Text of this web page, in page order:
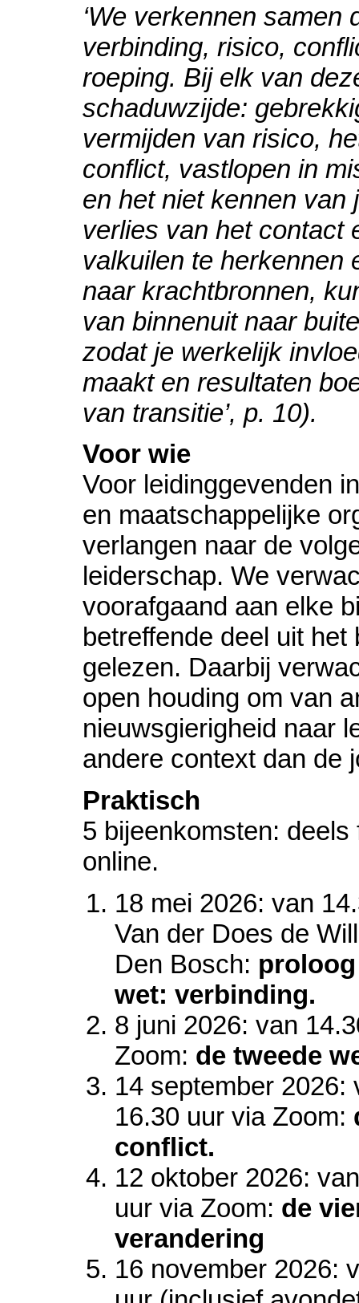
‘We verkennen samen
verbinding, risico,
roeping. Bij elk van
schaduwzijde:
vermijden van risico,
conflict, vastlopen in
en het niet kennen van
verlies van het contact
valkuilen te herkennen
naar krachtbronnen,
van binnenuit naar
zodat je werkelijk
maakt en resultaten
van transitie’, p. 10).
Voor wie
Voor leidinggevenden
en maatschappelijke
verlangen naar de
leiderschap. We
voorafgaand aan elke
betreffende deel uit het
gelezen. Daarbij
open houding om van
nieuwsgierigheid naar
andere context dan de
Praktisch
5 bijeenkomsten:
online.
18 mei 2026: van
Van der Does de
Den Bosch:
wet: verbinding.
8 juni 2026: van
Zoom: de tweede
14 september 2026:
16.30 uur via Zoom:
conflict.
12 oktober 2026:
uur via Zoom: de
verandering
16 november 2026: